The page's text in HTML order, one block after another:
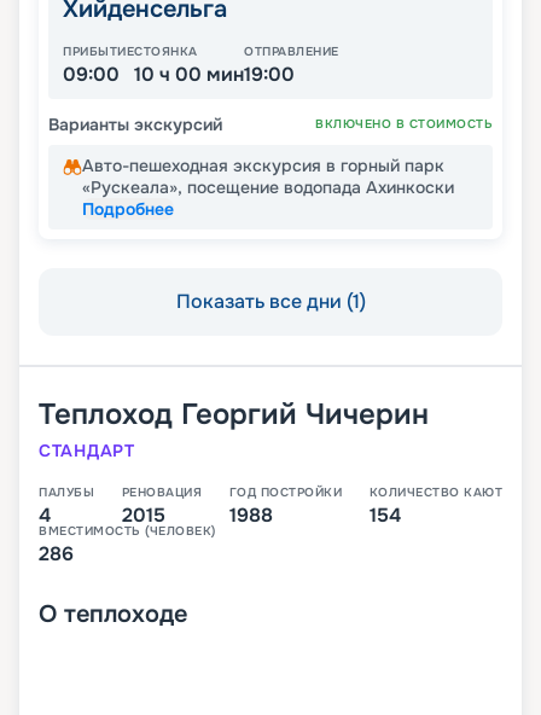
Хийденсельга
ПРИБЫТИЕ
09:00
СТОЯНКА
10 ч 00 мин
ОТПРАВЛЕНИЕ
19:00
Варианты экскурсий ВКЛЮЧЕНО В СТОИМОСТЬ
Авто-пешеходная экскурсия в горный парк
«Рускеала», посещение водопада Ахинкоски
Подробнее
Показать все дни (1)
Теплоход Георгий Чичерин
СТАНДАРТ
ПАЛУБЫ
4
РЕНОВАЦИЯ
2015
ГОД ПОСТРОЙКИ
1988
КОЛИЧЕСТВО КАЮТ
154
ВМЕСТИМОСТЬ (ЧЕЛОВЕК)
286
О теплоходе